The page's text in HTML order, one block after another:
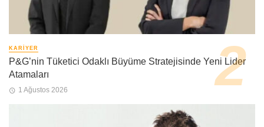
KARIYER
P&G’nin Tüketici Odaklı Büyüme Stratejisinde Yeni Lider
Atamaları
1 Ağustos 2026